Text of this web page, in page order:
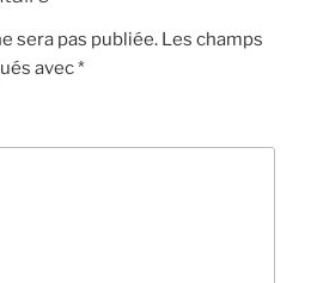
sera pas publiée. Les champs
avec*